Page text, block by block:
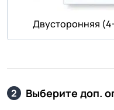
Двусторонняя
2 Выберите доп.